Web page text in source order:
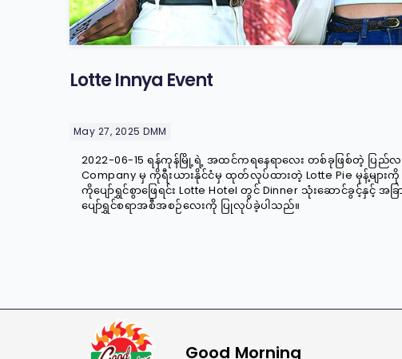
Lotte Innya Event
May 27, 2025 DMM
2022-06-15 ရန်ကုန်မြို့ရဲ့ အထင်ကရနေရာလေး တစ်ခုဖြစ်တဲ့ ပြည်လမ်
Company မှ ကိုရီးယားနိုင်ငံမှ ထုတ်လုပ်ထားတဲ့ Lotte Pie မုန့်များကို အ
ကိုပျော်ရွှင်စွာဖြေရင်း Lotte Hotel တွင် Dinner သုံးဆောင်ခွင့်နှင့် အ
ပျော်ရွှင်စရာအစီအစဉ်လေးကို ပြုလုပ်ခဲ့ပါသည်။
Good Morning